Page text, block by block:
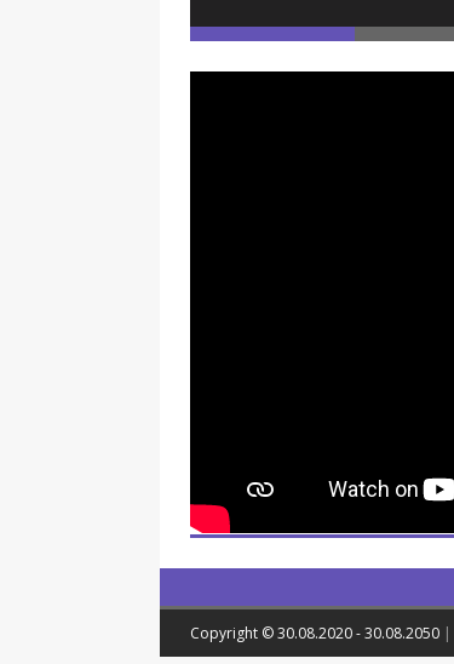
Copyright © 30.08.2020 - 30.08.2050 |